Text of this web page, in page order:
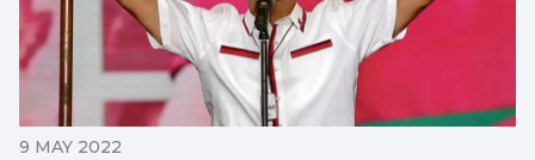
9 MAY 2022